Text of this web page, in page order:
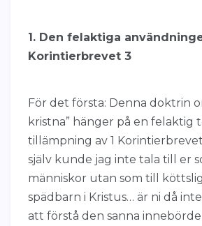
1. Den felaktiga
Korintierbrevet 3
För det första: Denna doktrin
kristna” hänger på en felaktig
tillämpning av 1 Korintierbrevet
själv kunde jag inte tala till er
människor utan som till
spädbarn i Kristus… är ni då
att förstå den sanna